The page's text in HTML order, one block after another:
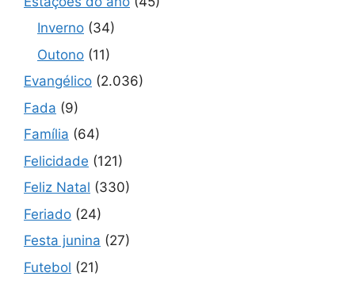
Inverno (34)
Outono (11)
Evangélico (2.036)
Fada (9)
Família (64)
Felicidade (121)
Feliz Natal (330)
Feriado (24)
Festa junina (27)
Futebol (21)